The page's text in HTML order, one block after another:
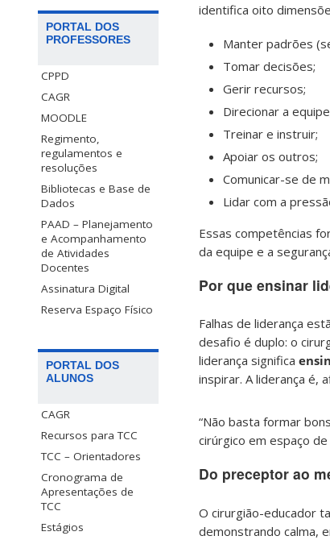
PORTAL DOS
PROFESSORES
CPPD
CAGR
MOODLE
Regimento,
regulamentos e
resoluções
Bibliotecas e Base de
Dados
PAAD – Planejamento
e Acompanhamento
de Atividades
Docentes
Assinatura Digital
Reserva Espaço Físico
PORTAL DOS
ALUNOS
CAGR
Recursos para TCC
TCC – Orientadores
Cronograma de
Apresentações de
TCC
Estágios
identifica oito
Manter padrões
Tomar decisões;
Gerir recursos;
Direcionar a
Treinar e instruir;
Apoiar os outros;
Comunicar-se de
Lidar com a
Essas competências
da equipe e a
Por que ensinar
Falhas de liderança
desafio é duplo: o
liderança significa
inspirar. A liderança é,
“Não basta formar
cirúrgico em espaço
Do preceptor ao
O cirurgião-educador
demonstrando calma,